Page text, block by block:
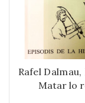
Rafel
Matar lo